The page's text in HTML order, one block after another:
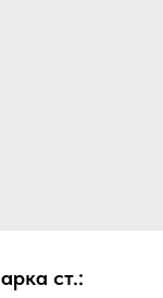
ст.: